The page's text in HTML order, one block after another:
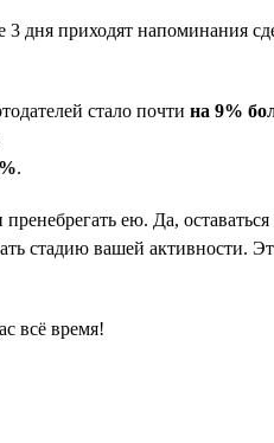
дня приходят напоминания
стало почти на 9%
.
ею. Да,
стадию вашей активности.
всё время!